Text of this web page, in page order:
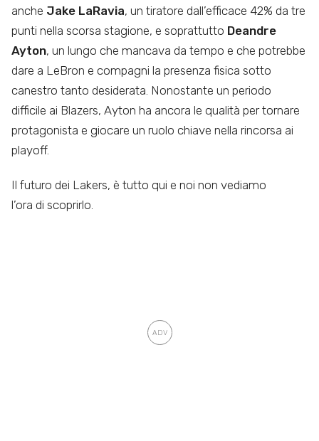
anche Jake LaRavia, un tiratore dall’efficace 42% da tre
punti nella scorsa stagione, e soprattutto Deandre
Ayton, un lungo che mancava da tempo e che potrebbe
dare a LeBron e compagni la presenza fisica sotto
canestro tanto desiderata. Nonostante un periodo
difficile ai Blazers, Ayton ha ancora le qualità per tornare
protagonista e giocare un ruolo chiave nella rincorsa ai
playoff.
Il futuro dei Lakers, è tutto qui e noi non vediamo
l’ora di scoprirlo.